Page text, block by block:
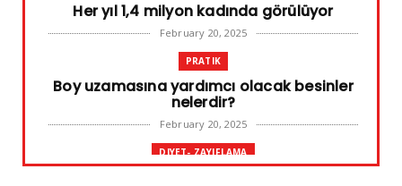
Her yıl 1,4 milyon kadında görülüyor
February 20, 2025
PRATIK
Boy uzamasına yardımcı olacak besinler
nelerdir?
February 20, 2025
DIYET- ZAYIFLAMA